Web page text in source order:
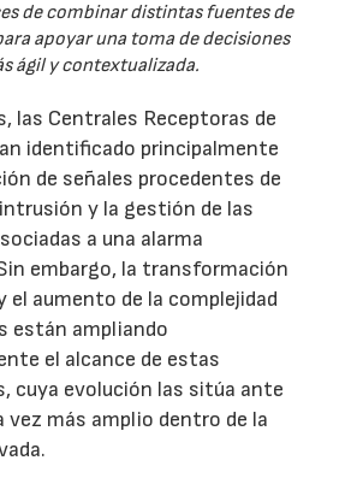
de combinar distintas fuentes de
apoyar una toma de decisiones
ágil y contextualizada.
las Centrales Receptoras de
identificado principalmente
de señales procedentes de
y la gestión de las
a una alarma
embargo, la transformación
el aumento de la complejidad
están ampliando
el alcance de estas
cuya evolución las sitúa ante
vez más amplio dentro de la